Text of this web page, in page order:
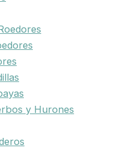
y Hurones